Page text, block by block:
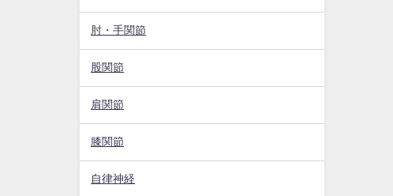
肘・手関節
股関節
肩関節
膝関節
自律神経